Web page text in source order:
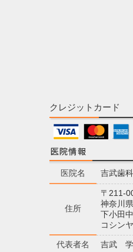
クレジットカード
医院名 吉武歯
住所
〒211-
神奈川
下小田
コシン
代表者名 吉武 学